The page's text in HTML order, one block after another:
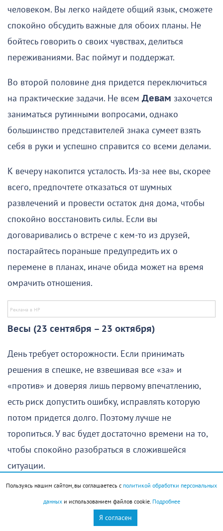
человеком. Вы легко найдете общий язык, сможете
спокойно обсудить важные для обоих планы. Не
бойтесь говорить о своих чувствах, делиться
переживаниями. Вас поймут и поддержат.
Во второй половине дня придется переключиться
на практические задачи. Не всем Девам захочется
заниматься рутинными вопросами, однако
большинство представителей знака сумеет взять
себя в руки и успешно справится со всеми делами.
К вечеру накопится усталость. Из-за нее вы, скорее
всего, предпочтете отказаться от шумных
развлечений и провести остаток дня дома, чтобы
спокойно восстановить силы. Если вы
договаривались о встрече с кем-то из друзей,
постарайтесь пораньше предупредить их о
перемене в планах, иначе обида может на время
омрачить отношения.
Весы (23 сентября – 23 октября)
День требует осторожности. Если принимать
решения в спешке, не взвешивая все «за» и
«против» и доверяя лишь первому впечатлению,
есть риск допустить ошибку, исправлять которую
потом придется долго. Поэтому лучше не
торопиться. У вас будет достаточно времени на то,
чтобы спокойно разобраться в сложившейся
ситуации.
За советом стоит обращаться к людям, которые
хорошо вас знают и давно заслужили ваше
доверие. Их мнение сегодня может оказаться
Пользуясь нашим сайтом, вы соглашаетесь с политикой обработки персональных
данныхи использованием файлов cookie. Подробнее
Я согласен